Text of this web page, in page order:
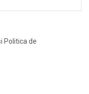
Politica de